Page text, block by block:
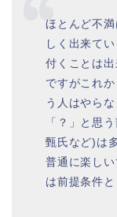
ほとんど不
しく出来て
付くことは
ですがこれ
う人はやら
「？」と思
甄氏など)は
普通に楽し
は前提条件